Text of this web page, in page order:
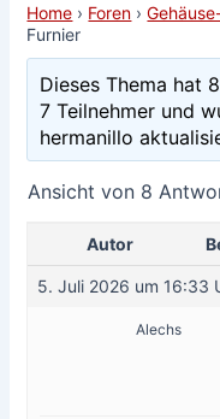
Home › Foren ›
Furnier
Dieses Thema hat
7 Teilnehmer und
hermanillo
Ansicht von 8
Autor
5. Juli 2026 um 16:33
Alechs